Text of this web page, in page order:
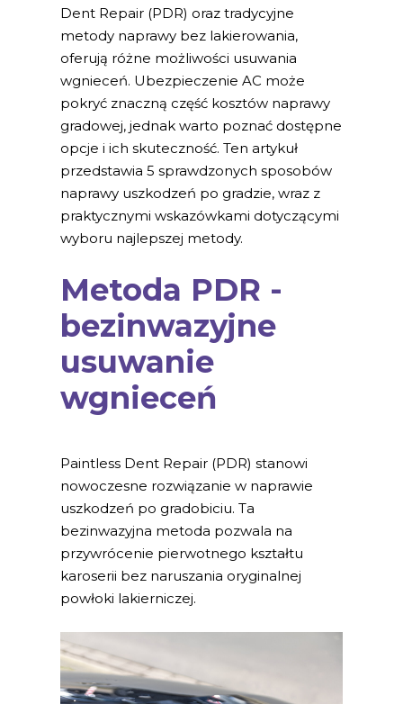
Dent Repair (PDR) oraz tradycyjne
metody naprawy bez lakierowania,
oferują różne możliwości usuwania
wgnieceń. Ubezpieczenie AC może
pokryć znaczną część kosztów naprawy
gradowej, jednak warto poznać dostępne
opcje i ich skuteczność. Ten artykuł
przedstawia 5 sprawdzonych sposobów
naprawy uszkodzeń po gradzie, wraz z
praktycznymi wskazówkami dotyczącymi
wyboru najlepszej metody.
Metoda PDR -
bezinwazyjne
usuwanie
wgnieceń
Paintless Dent Repair (PDR) stanowi
nowoczesne rozwiązanie w naprawie
uszkodzeń po gradobiciu. Ta
bezinwazyjna metoda pozwala na
przywrócenie pierwotnego kształtu
karoserii bez naruszania oryginalnej
powłoki lakierniczej.